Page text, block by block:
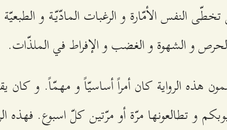
النفس الأمّارة و الرغبات المادّيّة و
و الشهوة و الغضب و الإفراط في الملذّات.
هذه الرواية كان أمراً أساسيّاً و مهمّاً. و
و تطالعونها مرّة أو مرّتين كلّ اسبوع. فهذه